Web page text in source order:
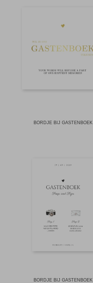
BORDJE BIJ GASTENBOEK
BORDJE BIJ GASTENBOEK